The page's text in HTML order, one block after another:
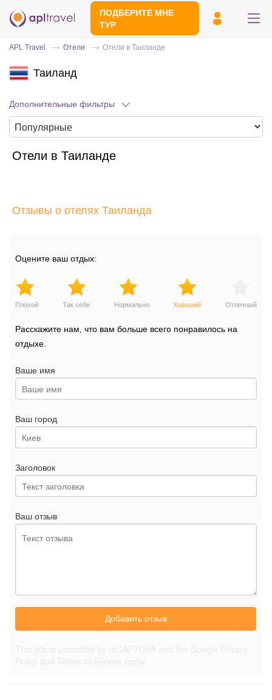
ПОДБЕРИТЕ МНЕ
ТУР
минут
APL Travel Отели Отели в Таиланде
Таиланд
Дополнительные фильтры
Отели в Таиланде
Отзывы о отелях Таиланда
Оцените ваш отдых:
Плохой Так себе Нормально Хороший Отличный
Расскажите нам, что вам больше всего понравилось на
отдыхе.
Ваше имя
Ваш город
Заголовок
Ваш отзыв
Добавить отзыв